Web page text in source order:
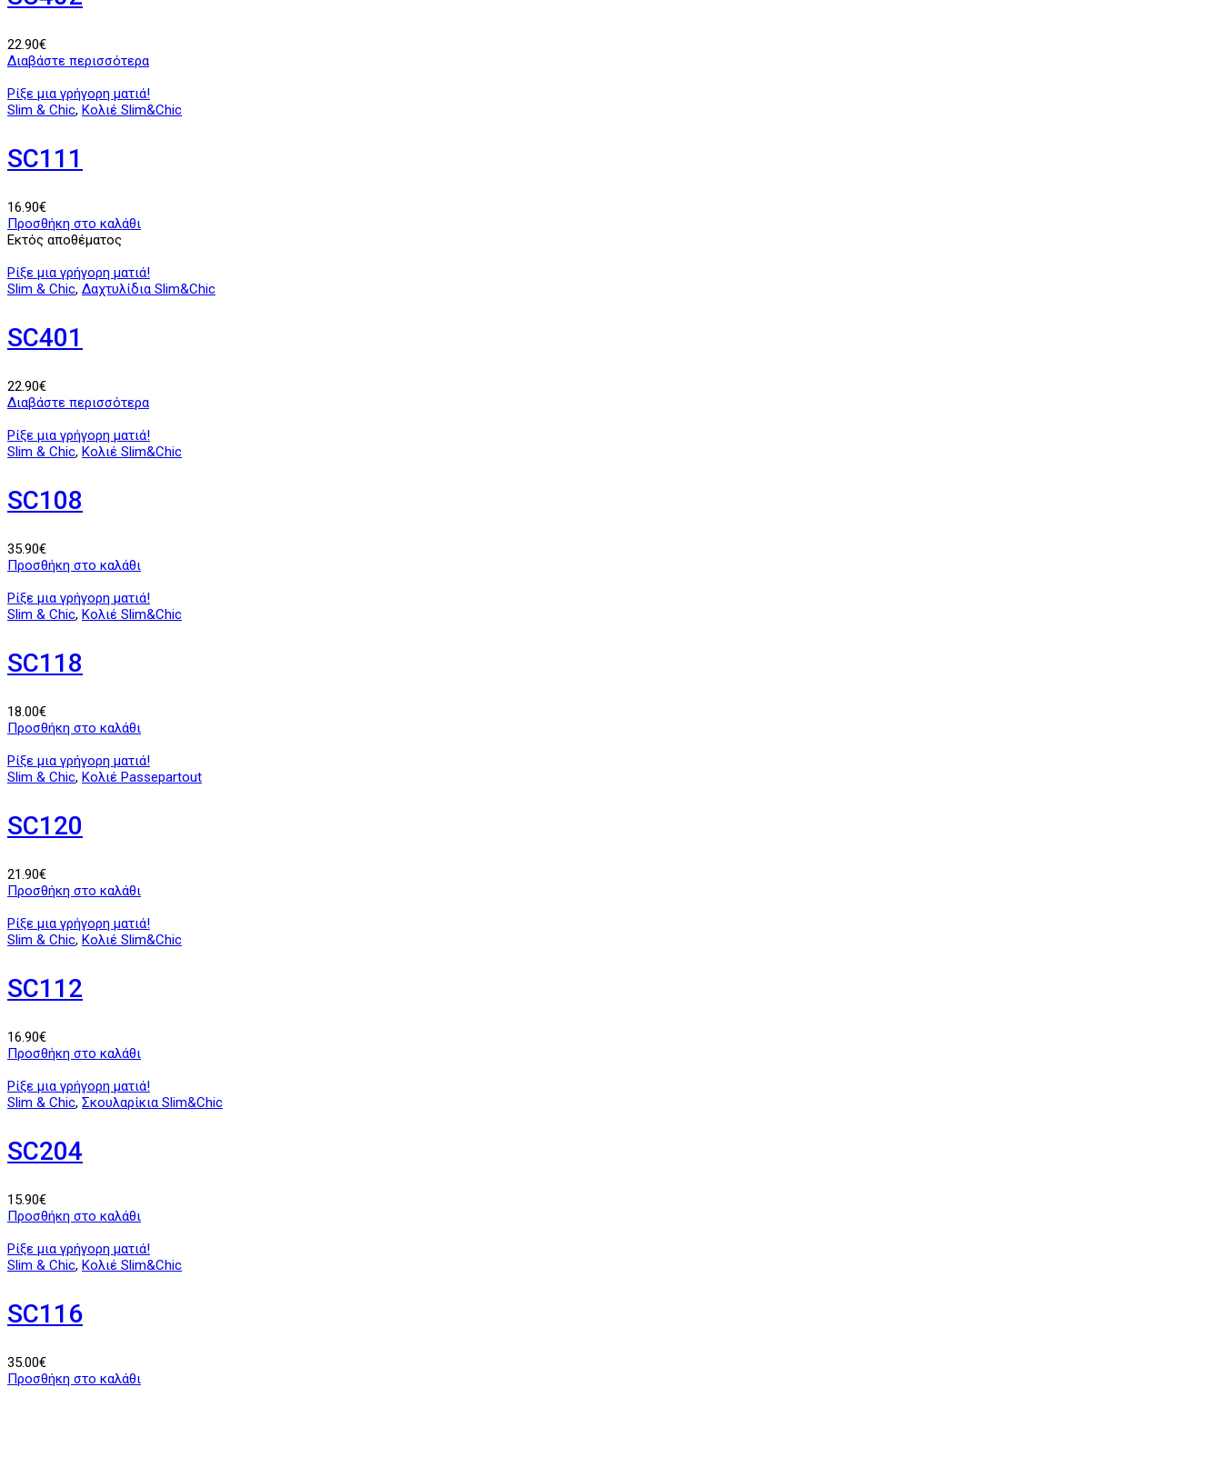
22.90€
Διαβάστε περισσότερα
Ρίξε μια γρήγορη ματιά!
Slim & Chic, Κολιέ Slim&Chic
SC111
16.90€
Προσθήκη στο καλάθι
Εκτός αποθέματος
Ρίξε μια γρήγορη ματιά!
Slim & Chic, Δαχτυλίδια Slim&Chic
SC401
22.90€
Διαβάστε περισσότερα
Ρίξε μια γρήγορη ματιά!
Slim & Chic, Κολιέ Slim&Chic
SC108
35.90€
Προσθήκη στο καλάθι
Ρίξε μια γρήγορη ματιά!
Slim & Chic, Κολιέ Slim&Chic
SC118
18.00€
Προσθήκη στο καλάθι
Ρίξε μια γρήγορη ματιά!
Slim & Chic, Κολιέ Passepartout
SC120
21.90€
Προσθήκη στο καλάθι
Ρίξε μια γρήγορη ματιά!
Slim & Chic, Κολιέ Slim&Chic
SC112
16.90€
Προσθήκη στο καλάθι
Ρίξε μια γρήγορη ματιά!
Slim & Chic, Σκουλαρίκια Slim&Chic
SC204
15.90€
Προσθήκη στο καλάθι
Ρίξε μια γρήγορη ματιά!
Slim & Chic, Κολιέ Slim&Chic
SC116
35.00€
Προσθήκη στο καλάθι